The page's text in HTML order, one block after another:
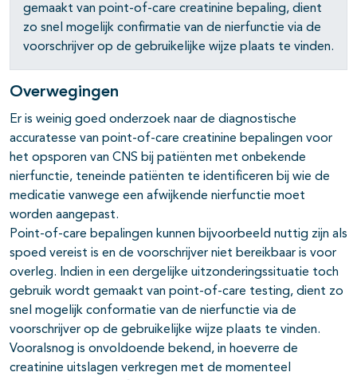
gemaakt van point-of-care creatinine bepaling, dient
zo snel mogelijk confirmatie van de nierfunctie via de
voorschrijver op de gebruikelijke wijze plaats te vinden.
Overwegingen
Er is weinig goed onderzoek naar de diagnostische
accuratesse van point-of-care creatinine bepalingen voor
het opsporen van CNS bij patiënten met onbekende
nierfunctie, teneinde patiënten te identificeren bij wie de
medicatie vanwege een afwijkende nierfunctie moet
worden aangepast.
Point-of-care bepalingen kunnen bijvoorbeeld nuttig zijn als
spoed vereist is en de voorschrijver niet bereikbaar is voor
overleg. Indien in een dergelijke uitzonderingssituatie toch
gebruik wordt gemaakt van point-of-care testing, dient zo
snel mogelijk conformatie van de nierfunctie via de
voorschrijver op de gebruikelijke wijze plaats te vinden.
Vooralsnog is onvoldoende bekend, in hoeverre de
creatinine uitslagen verkregen met de momenteel